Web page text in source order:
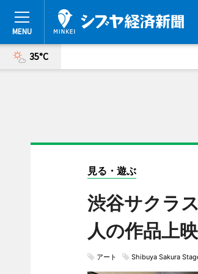
35°C
見る・遊ぶ
渋谷サクラ
人の作品上映
アート Shibuya Sakura